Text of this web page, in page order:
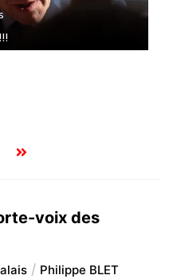
voix des
Philippe BLET